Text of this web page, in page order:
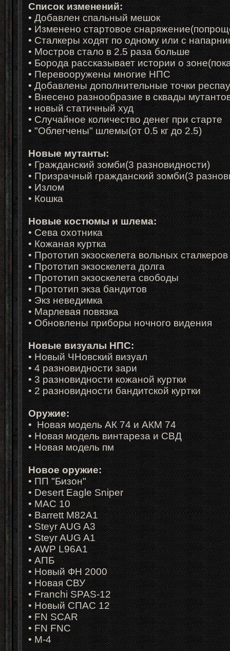
Список изменений:
•Добавлен спальный мешок
• Изменено стартовое
• Сталкеры ходят по одному или с
• Мостров стало в 2.5 раза больше
• Борода рассказывает истории о
• Перевооружены многие НПС
• Добавлены дополнительные точки
• Внесено разнообразие в сквады
• новый статичный худ
• Случайное количество денег при старте
• "Облегчены" шлемы(от 0.5 кг до 2.5)
Новые мутанты:
• Гражданский зомби(3 разновидности)
• Призрачный гражданский зомби(3
• Излом
• Кошка
Новые костюмы и шлема:
• Сева охотника
• Кожаная куртка
• Прототип экзоскелета вольных сталкеров
• Прототип экзоскелета долга
•Прототип экзоскелета свободы
• Прототип экза бандитов
• Экз неведимка
• Марлевая повязка
• Обновлены приборы ночного видения
Новые визуалы НПС:
• Новый ЧНовский визуал
• 4 разновидности зари
• 3 разновидности кожаной куртки
• 2 разновидности бандитской куртки
Оружие:
• Новая модель АК 74 и АКМ 74
• Новая модель винтареза и СВД
• Новая модель пм
Новое оружие:
• ПП "Бизон"
• Desert Eagle Sniper
• MAC 10
• Barrett M82A1
• Steyr AUG A3
• Steyr AUG A1
• AWP L96A1
• АПБ
• Новый ФН 2000
• Новая СВУ
• Franchi SPAS-12
• Новый СПАС 12
• FN SCAR
• FN FNC
• М-4